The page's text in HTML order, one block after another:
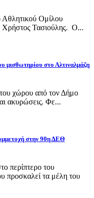
Αθλητικού Ομίλου
Χρήστος Τασιούλης. Ο...
μισθωτηρίου στο Αλτιναλμάζη
του χώρου από τον Δήμο
ακυρώσεις. Φε...
στην 90η ΔΕΘ
περίπτερο του
προσκαλεί τα μέλη του